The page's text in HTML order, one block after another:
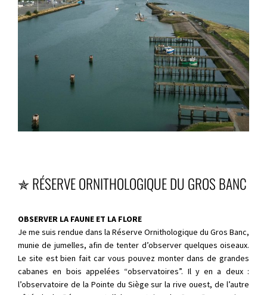
✯ RÉSERVE ORNITHOLOGIQUE DU GROS BANC
OBSERVER LA FAUNE ET LA FLORE
Je me suis rendue dans la Réserve Ornithologique du Gros Banc,
munie de jumelles, afin de tenter d’observer quelques oiseaux.
Le site est bien fait car vous pouvez monter dans de grandes
cabanes en bois appelées “observatoires”. Il y en a deux :
l’observatoire de la Pointe du Siège sur la rive ouest, de l’autre